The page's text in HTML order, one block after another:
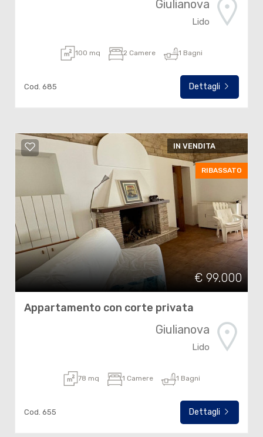
Giulianova
Lido
100 mq 2 Camere 1 Bagni
Cod. 685 Dettagli
IN VENDITA
RIBASSATO
€ 99.000
Appartamento con corte privata
Giulianova
Lido
78 mq 1 Camere 1 Bagni
Cod. 655 Dettagli